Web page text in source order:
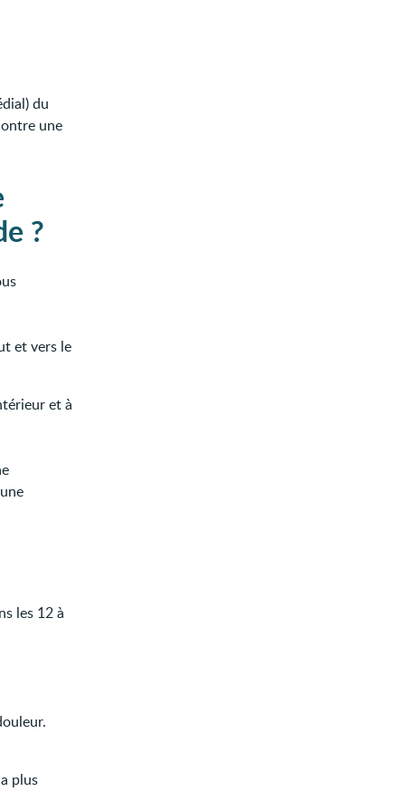
du
une
?
et vers le
et à
les 12 à
plus